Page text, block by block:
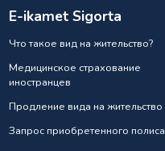
E-ikamet Sigorta
Что такое вид на жительство?
Медицинское страхование
иностранцев
Продление вида на жительство
Запрос приобретенного полиса